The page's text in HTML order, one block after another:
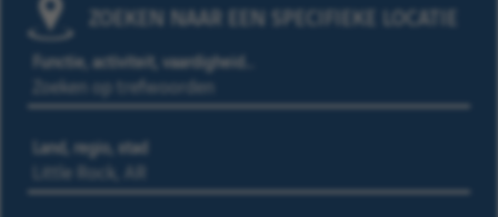
ZOEKEN NAAR EEN SPECIFIEKE LOCATIE
Functie, activiteit, vaardigheid…
Land, regio, stad